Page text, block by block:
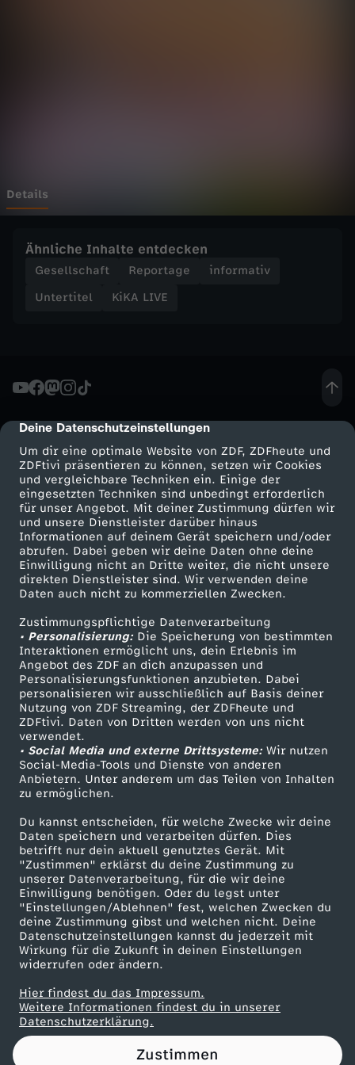
cmp-dialog-description
Deine Datenschutzeinstellungen
Um dir eine optimale Website von ZDF, ZDFheute und
ZDFtivi präsentieren zu können, setzen wir Cookies
und vergleichbare Techniken ein. Einige der
eingesetzten Techniken sind unbedingt erforderlich
für unser Angebot. Mit deiner Zustimmung dürfen wir
und unsere Dienstleister darüber hinaus
Informationen auf deinem Gerät speichern und/oder
abrufen. Dabei geben wir deine Daten ohne deine
Einwilligung nicht an Dritte weiter, die nicht unsere
direkten Dienstleister sind. Wir verwenden deine
Daten auch nicht zu kommerziellen Zwecken.
Zustimmungspflichtige Datenverarbeitung
• Personalisierung:Die Speicherung von bestimmten
Interaktionen ermöglicht uns, dein Erlebnis im
Angebot des ZDF an dich anzupassen und
Personalisierungsfunktionen anzubieten. Dabei
personalisieren wir ausschließlich auf Basis deiner
Nutzung von ZDF Streaming, der ZDFheute und
ZDFtivi. Daten von Dritten werden von uns nicht
verwendet.
• Social Media und externe Drittsysteme:Wir nutzen
Social-Media-Tools und Dienste von anderen
Anbietern. Unter anderem um das Teilen von Inhalten
zu ermöglichen.
Du kannst entscheiden, für welche Zwecke wir deine
Daten speichern und verarbeiten dürfen. Dies
betrifft nur dein aktuell genutztes Gerät. Mit
"Zustimmen" erklärst du deine Zustimmung zu
unserer Datenverarbeitung, für die wir deine
Einwilligung benötigen. Oder du legst unter
"Einstellungen/Ablehnen" fest, welchen Zwecken du
deine Zustimmung gibst und welchen nicht. Deine
Datenschutzeinstellungen kannst du jederzeit mit
Wirkung für die Zukunft in deinen Einstellungen
widerrufen oder ändern.
Hier findest du das Impressum.
Weitere Informationen findest du in unserer
Datenschutzerklärung.
Zustimmen
n
g
e
e
u
e
r
t
a
u
f
d
e
r
F
a
n
m
e
i
l
Details
Ähnliche Inhalte entdecken
Gesellschaft Reportage
informativ
Untertitel
KiKA LIVE
Mehr ZDF
ZDF-Apps
Smart TV
ZDFtext
Livestreams
Sendungen A-Z
TV-Programm
Service
ZDFmitreden
Kontakt zum ZDF
Tickets
Zuschauerservice
Hilfe
ZDF Unternehmen
Karriere
ZDF goes Schule
Werbefernsehen
Mainzelmännchen
Partner